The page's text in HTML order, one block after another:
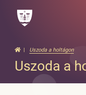
Uszoda a holtágon
Uszoda a